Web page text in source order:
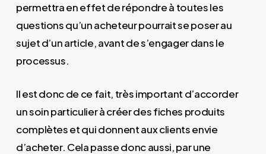
permettra en effet de répondre à toutes les
questions qu’un acheteur pourrait se poser au
sujet d’un article, avant de s’engager dans le
processus.
Il est donc de ce fait, très important d’accorder
un soin particulier à créer des fiches produits
complètes et qui donnent aux clients envie
d’acheter. Cela passe donc aussi, par une